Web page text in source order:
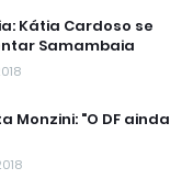
Kátia Cardoso se
Samambaia
Monzini: "O DF ainda